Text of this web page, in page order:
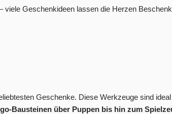
viele Geschenkideen lassen die Herzen
Geschenke. Diese Werkzeuge sind
Bausteinen über Puppen bis hin zum